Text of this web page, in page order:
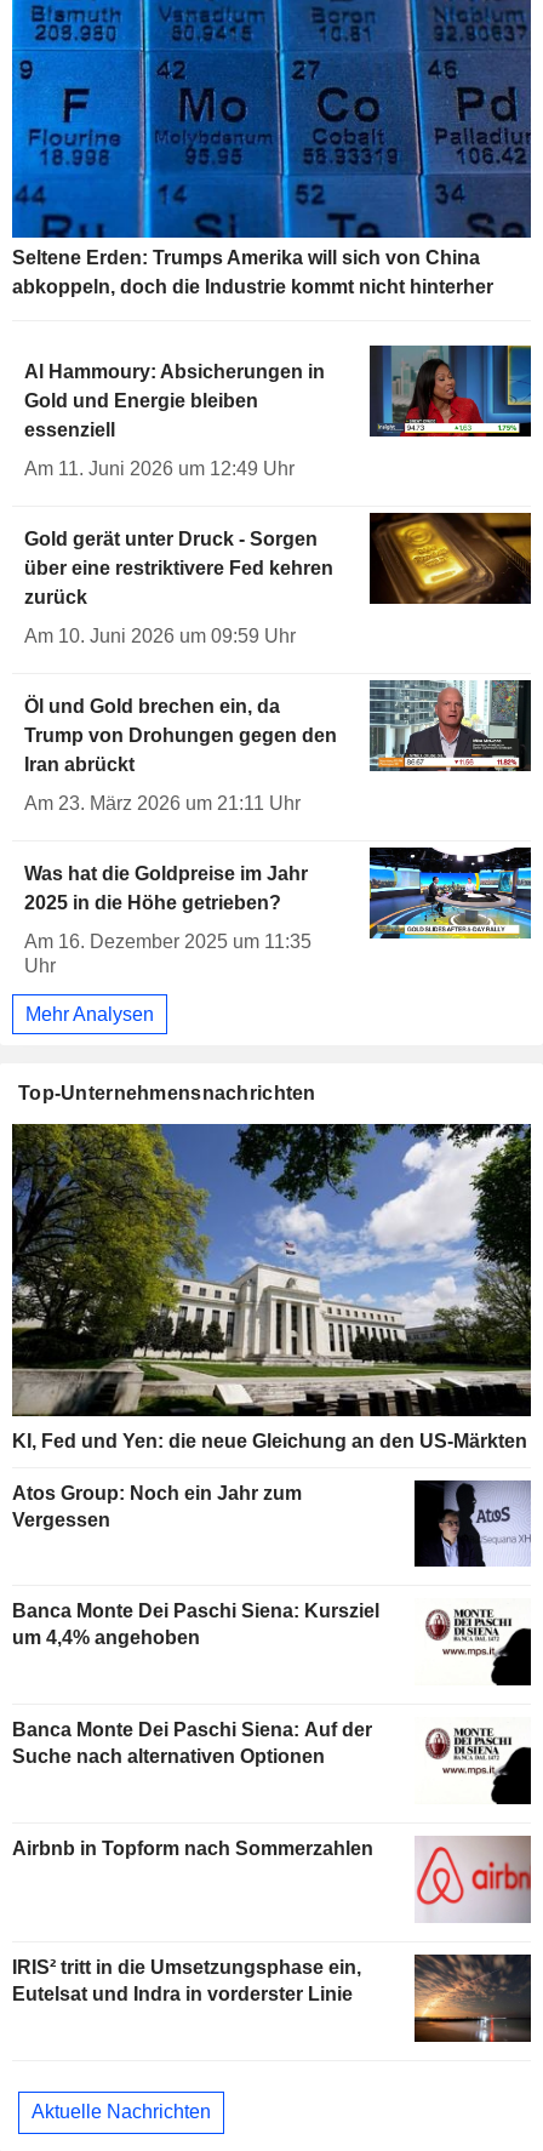
Seltene Erden: Trumps Amerika will sich von China
abkoppeln, doch die Industrie kommt nicht hinterher
Al Hammoury: Absicherungen in
Gold und Energie bleiben
essenziell
Am 11. Juni 2026 um 12:49 Uhr
Gold gerät unter Druck - Sorgen
über eine restriktivere Fed kehren
zurück
Am 10. Juni 2026 um 09:59 Uhr
Öl und Gold brechen ein, da
Trump von Drohungen gegen den
Iran abrückt
Am 23. März 2026 um 21:11 Uhr
Was hat die Goldpreise im Jahr
2025 in die Höhe getrieben?
Am 16. Dezember 2025 um 11:35
Uhr
Mehr Analysen
Top-Unternehmensnachrichten
KI, Fed und Yen: die neue Gleichung an den US-Märkten
Atos Group: Noch ein Jahr zum
Vergessen
Banca Monte Dei Paschi Siena: Kursziel
um 4,4% angehoben
Banca Monte Dei Paschi Siena: Auf der
Suche nach alternativen Optionen
Airbnb in Topform nach Sommerzahlen
IRIS² tritt in die Umsetzungsphase ein,
Eutelsat und Indra in vorderster Linie
Aktuelle Nachrichten